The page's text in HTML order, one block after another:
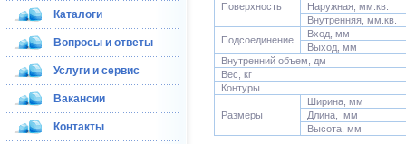
Каталоги
Вопросы и ответы
Услуги и сервис
Вакансии
Контакты
Поверхность
Наружная, мм.кв.
Внутренняя, мм.кв.
Подсоединение
Вход, мм
Выход, мм
Внутренний объем, дм
Вес, кг
Контуры
Размеры
Ширина, мм
Длина, мм
Высота, мм